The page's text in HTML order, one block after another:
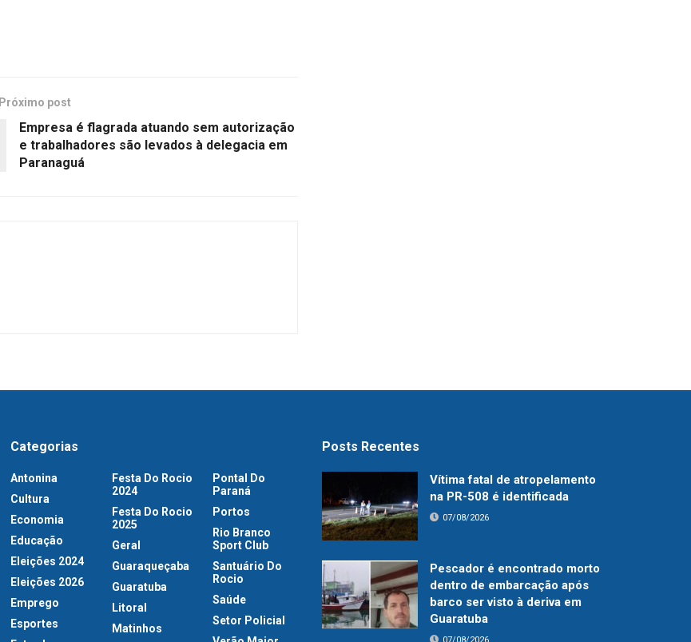
Próximo post
Empresa é flagrada atuando sem autorização
e trabalhadores são levados à delegacia em
Paranaguá
Categorias
Antonina
Cultura
Economia
Educação
Eleições 2024
Eleições 2026
Emprego
Esportes
Festa Do Rocio
2024
Festa Do Rocio
2025
Geral
Guaraqueçaba
Guaratuba
Litoral
Matinhos
Pontal Do
Paraná
Portos
Rio Branco
Sport Club
Santuário Do
Rocio
Saúde
Setor Policial
Posts Recentes
Vítima fatal de atropelamento
na PR-508 é identificada
07/08/2026
Pescador é encontrado morto
dentro de embarcação após
barco ser visto à deriva em
Guaratuba
07/08/2026